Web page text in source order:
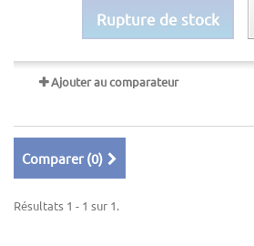
Rupture de stock
Ajouter au comparateur
Comparer (0)
Résultats 1 - 1 sur 1.